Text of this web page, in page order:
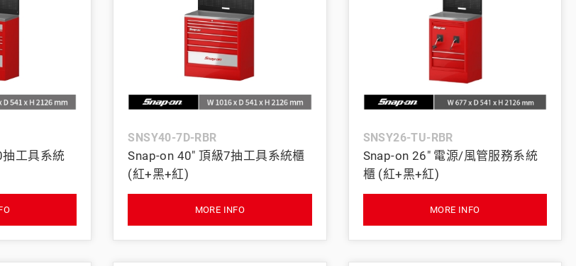
工具系統
SNSY40-7D-RBR
Snap-on 40" 頂級7抽工具系統櫃
(紅+黑+紅)
MORE INFO
SNSY26-TU-RBR
Snap-on 26" 電源/風管服務系統
櫃 (紅+黑+紅)
MORE INFO